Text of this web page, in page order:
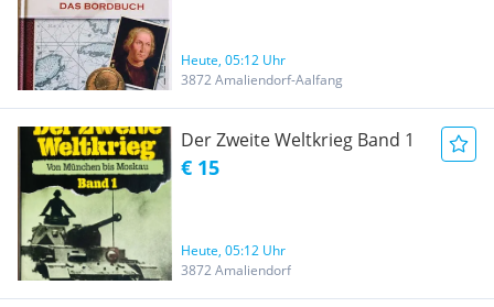
Heute, 05:12 Uhr
3872 Amaliendorf-Aalfang
Der Zweite Weltkrieg Band 1
€ 15
Heute, 05:12 Uhr
3872 Amaliendorf